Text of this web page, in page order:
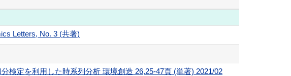
Letters, No. 3 (共著)
検定を利用した時系列分析 環境創造 26,25-47頁 (単著) 2021/02